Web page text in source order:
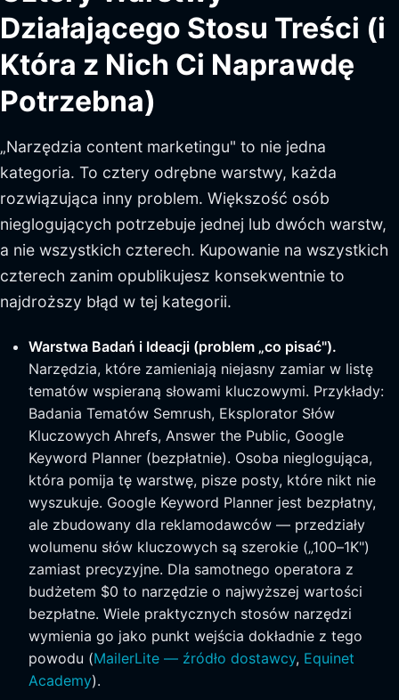
Działającego Stosu Treści (i
Która z Nich Ci Naprawdę
Potrzebna)
„Narzędzia content marketingu" to nie jedna
kategoria. To cztery odrębne warstwy, każda
rozwiązująca inny problem. Większość osób
nieglogujących potrzebuje jednej lub dwóch warstw,
a nie wszystkich czterech. Kupowanie na wszystkich
czterech zanim opublikujesz konsekwentnie to
najdroższy błąd w tej kategorii.
Warstwa Badań i Ideacji (problem „co pisać").
Narzędzia, które zamieniają niejasny zamiar w listę
tematów wspieraną słowami kluczowymi. Przykłady:
Badania Tematów Semrush, Eksplorator Słów
Kluczowych Ahrefs, Answer the Public, Google
Keyword Planner (bezpłatnie). Osoba nieglogująca,
która pomija tę warstwę, pisze posty, które nikt nie
wyszukuje. Google Keyword Planner jest bezpłatny,
ale zbudowany dla reklamodawców — przedziały
wolumenu słów kluczowych są szerokie („100–1K")
zamiast precyzyjne. Dla samotnego operatora z
budżetem $0 to narzędzie o najwyższej wartości
bezpłatne. Wiele praktycznych stosów narzędzi
wymienia go jako punkt wejścia dokładnie z tego
powodu (MailerLite — źródło dostawcy, Equinet
Academy).